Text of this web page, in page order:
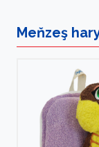
Meňzeş